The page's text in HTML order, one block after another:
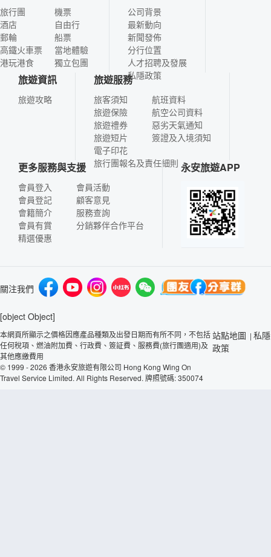
旅行團
酒店
郵輪
高鐵火車票
港玩港食
機票
自由行
船票
當地體驗
獨立包團
公司背景
最新動向
新聞發佈
分行位置
人才招聘及發展
私隱政策
旅遊資訊
旅遊攻略
旅遊服務
旅客須知
旅遊保險
旅遊禮券
旅遊短片
電子印花
航班資料
航空公司資料
惡劣天氣通知
簽證及入境須知
旅行團報名及責任細則
更多服務與支援
會員登入
會員登記
會籍簡介
會員有賞
精選優惠
會員活動
顧客意見
服務查詢
分銷夥伴合作平台
永安旅遊APP
關注我們
[object Object]
本網頁所顯示之價格因應產品種類及出發日期而有所不同，不包括
任何稅項、燃油附加費、行政費、簽証費、服務費(旅行團適用)及
其他應繳費用
© 1999 - 2026 香港永安旅遊有限公司 Hong Kong Wing On
Travel Service Limited. All Rights Reserved. 牌照號碼: 350074
站點地圖 | 私隱
政策